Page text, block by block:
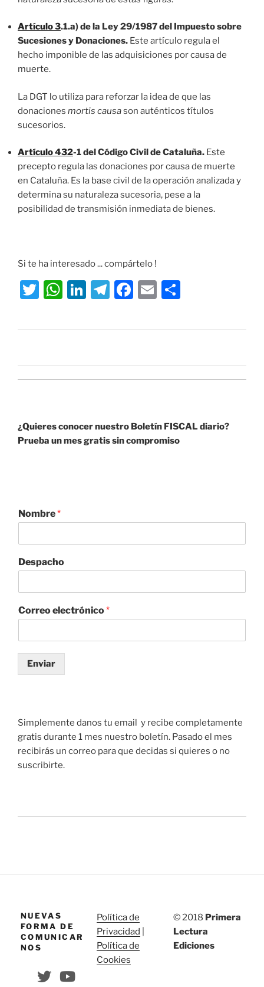
Artículo 3.1.a) de la Ley 29/1987 del Impuesto sobre
Sucesiones y Donaciones. Este artículo regula el
hecho imponible de las adquisiciones por causa de
muerte.
La DGT lo utiliza para reforzar la idea de que las
donaciones mortis causason auténticos títulos
sucesorios.
Artículo 432-1 del Código Civil de Cataluña. Este
precepto regula las donaciones por causa de muerte
en Cataluña. Es la base civil de la operación analizada y
determina su naturaleza sucesoria, pese a la
posibilidad de transmisión inmediata de bienes.
Si te ha interesado ... compártelo !
T
W
p
Li
n
T
m
F
o
k
E
¿Quieres conocer nuestro Boletín FISCAL diario?
Prueba un mes gratis sin compromiso
Nombre*
Despacho
Correo electrónico*
Enviar
Simplemente danos tu email y recibe completamente
gratis durante 1 mes nuestro boletín. Pasado el mes
recibirás un correo para que decidas si quieres o no
suscribirte.
NUEVAS
FORMA DE
COMUNICAR
NOS
Política de
Privacidad
Política de
Cookies
© 2018 Primera
Lectura
Ediciones